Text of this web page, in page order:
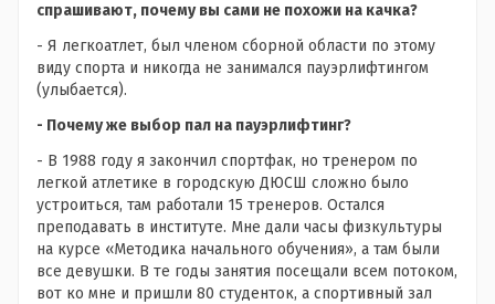
спрашивают, почему вы сами не похожи на качка?
- Я легкоатлет, был членом сборной области по этому
виду спорта и никогда не занимался пауэрлифтингом
(улыбается).
- Почему же выбор пал на пауэрлифтинг?
- В 1988 году я закончил спортфак, но тренером по
легкой атлетике в городскую ДЮСШ сложно было
устроиться, там работали 15 тренеров. Остался
преподавать в институте. Мне дали часы физкультуры
на курсе «Методика начального обучения», а там были
все девушки. В те годы занятия посещали всем потоком,
вот ко мне и пришли 80 студенток, а спортивный зал